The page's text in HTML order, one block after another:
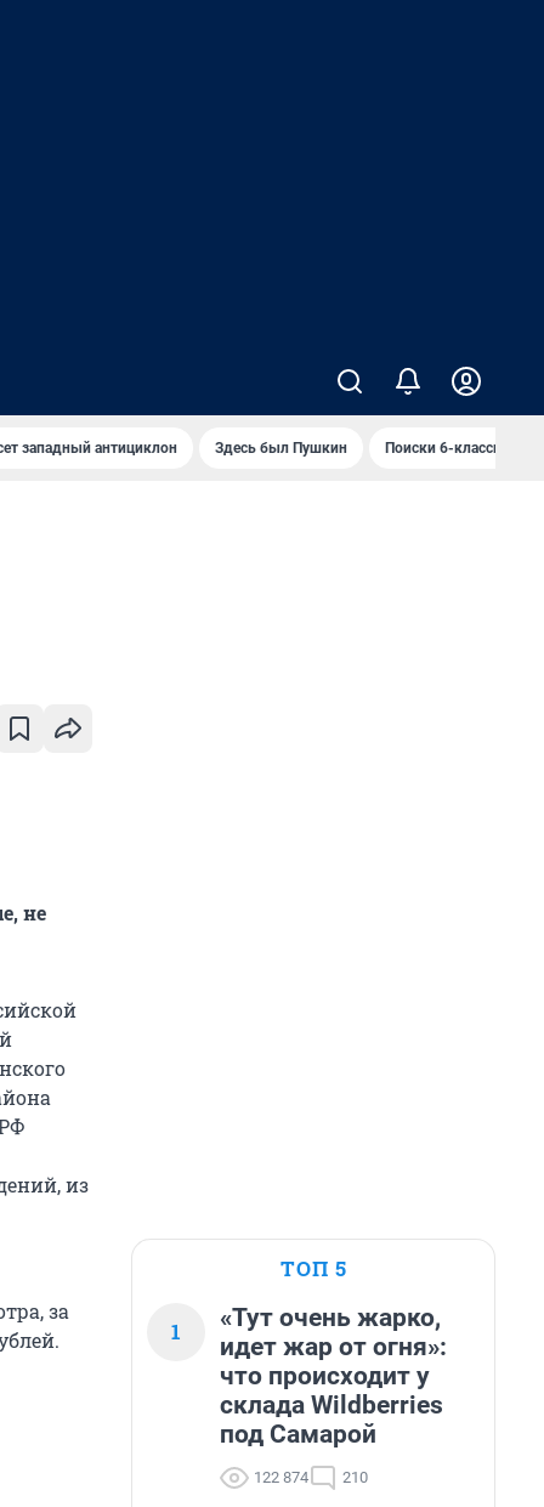
западный антициклон Здесь был Пушкин Поиски 6-классника
не
из
за
ТОП 5
1
«Тут очень жарко,
идет жар от огня»:
что происходит у
склада Wildberries
под Самарой
122 874 210